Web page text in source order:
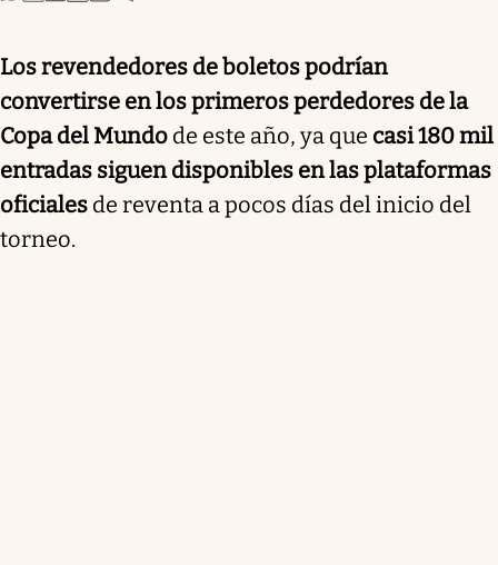
Los revendedores de boletos podrían
convertirse en los primeros perdedores de la
Copa del Mundo de este año, ya que casi 180 mil
entradas siguen disponibles en las plataformas
oficiales de reventa a pocos días del inicio del
torneo.